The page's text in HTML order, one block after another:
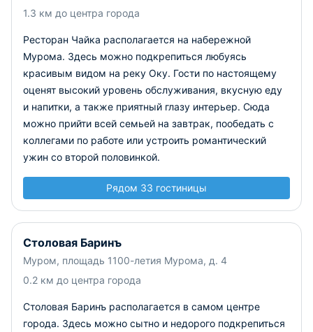
1.3 км до центра города
Ресторан Чайка располагается на набережной
Мурома. Здесь можно подкрепиться любуясь
красивым видом на реку Оку. Гости по настоящему
оценят высокий уровень обслуживания, вкусную еду
и напитки, а также приятный глазу интерьер. Сюда
можно прийти всей семьей на завтрак, пообедать с
коллегами по работе или устроить романтический
ужин со второй половинкой.
Рядом 33 гостиницы
Столовая Баринъ
Муром, площадь 1100-летия Мурома, д. 4
0.2 км до центра города
Столовая Баринъ располагается в самом центре
города. Здесь можно сытно и недорого подкрепиться